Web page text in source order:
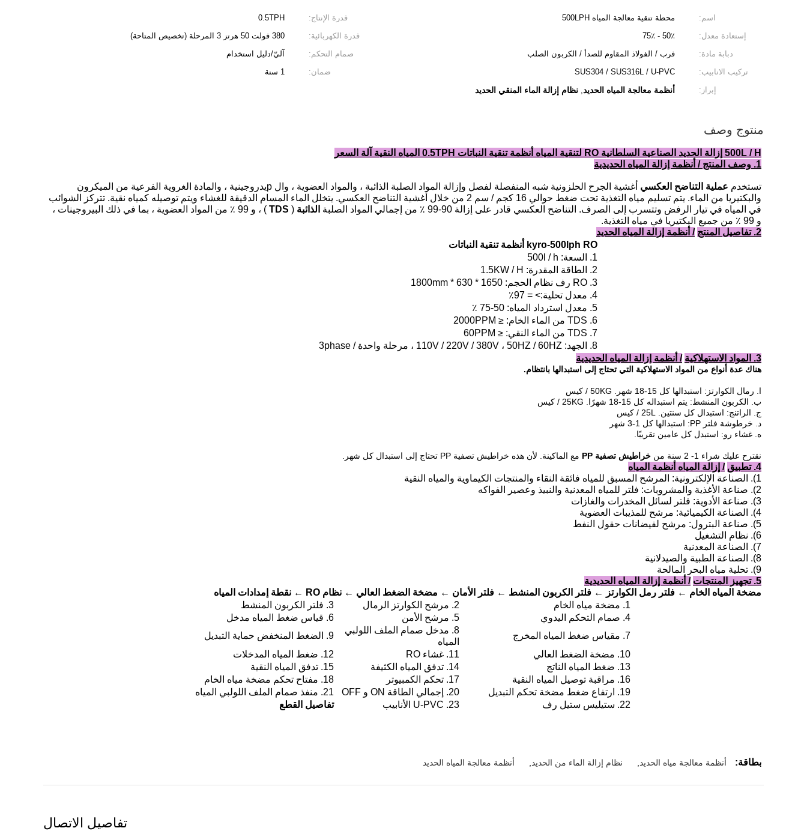
اسم: محطة تنقية معالجة المياه 500LPH قدرة الإنتاج:
0.5TPH
إستعادة معدل:
50٪ - 75٪ قدرة الكهربائية:
380 فولت 50 هرتز 3 المرحلة (تخصيص المتاحة)
دبابة مادة:
فرب / الفولاذ المقاوم للصدأ / الكربون الصلب صمام التحكم:
آليّ/دليل استخدام
تركيب الانابيب:
SUS304 / SUS316L / U-PVC ضمان:
1 سنة
إبراز:
أنظمة معالجة المياه الحديد, نظام إزالة الماء المنقي الحديد
منتوج وصف
500L / H إزالة الحديد الصناعية السلطانية RO لتنقية المياه أنظمة تنقية النباتات 0.5TPH المياه النقية آلة السعر
1. وصف المنتج / أنظمة إزالة المياه الحديدية
تستخدم عملية التناضح العكسي
أغشية الجرح الحلزونية شبه المنفصلة لفصل وإزالة المواد الصلبة الذائبة ، والمواد العضوية ، وال pيدروجينية ، والمادة الغروية الفرعية من الميكرون
والبكتيريا من الماء. يتم تسليم مياه التغذية تحت ضغط حوالي 16 كجم / سم 2 من خلال أغشية التناضح العكسي. يتخلل الماء المسام الدقيقة للغشاء ويتم توصيله كمياه نقية. تتركز الشوائب
في المياه في تيار الرفض وتتسرب إلى الصرف. التناضح العكسي قادر على إزالة 90-99 ٪ من إجمالي المواد الصلبة الذائبة (
TDS
) ، و 99 ٪ من المواد العضوية ، بما في ذلك البيروجينات ،
و 99 ٪ من جميع البكتيريا في مياه التغذية.
2. تفاصيل المنتج
/ أنظمة إزالة المياه الحديد
kyro-500lph RO أنظمة تنقية النباتات
1. السعة: 500l / h
2. الطاقة المقدرة: 1.5KW / H
3. RO رف نظام الحجم: 1650 * 630 * 1800mm
4. معدل تحلية:> = 97٪
5. معدل استرداد المياه: 50-75 ٪
6. TDS من الماء الخام: ≤ 2000PPM
7. TDS من الماء النقي: ≤ 60PPM
8. الجهد: 110V / 220V / 380V ، 50HZ / 60HZ ، مرحلة واحدة / 3phase
3. المواد الاستهلاكية
/ أنظمة إزالة المياه الحديدية
هناك عدة أنواع من المواد الاستهلاكية التي تحتاج إلى استبدالها بانتظام.
ا. رمال الكوارتز: استبدالها كل 15-18 شهر.
50KG / كيس
ب.
الكربون المنشط: يتم استبداله كل 15-18 شهرًا.
25KG / كيس
ج.
الراتنج: استبدال كل سنتين.
25L / كيس
د.
خرطوشة فلتر PP: استبدالها كل 1-3 شهر
ه. غشاء رو: استبدل كل عامين تقريبًا.
نقترح عليك شراء 1- 2 سنة من خراطيش تصفية PP مع الماكينة. لأن هذه خراطيش تصفية PP تحتاج إلى استبدال كل شهر.
4. تطبيق
/ إزالة المياه أنظمة المياه
1).
الصناعة الإلكترونية: المرشح المسبق للمياه فائقة النقاء والمنتجات الكيماوية والمياه النقية
2).
صناعة الأغذية والمشروبات: فلتر للمياه المعدنية والنبيذ وعصير الفواكه
3).
صناعة الأدوية: فلتر لسائل المخدرات والغازات
4).
الصناعة الكيميائية: مرشح للمذيبات العضوية
5).
صناعة البترول: مرشح لفيضانات حقول النفط
6).
نظام التشغيل
7).
الصناعة المعدنية
8).
الصناعة الطبية والصيدلانية
9).
تحلية مياه البحر المالحة
5. تجهيز المنتجات
/ أنظمة إزالة المياه الحديدية
مضخة المياه الخام ← فلتر رمل الكوارتز ← فلتر الكربون المنشط ← فلتر الأمان ← مضخة الضغط العالي ← نظام RO ← نقطة إمدادات المياه
1. مضخة مياه الخام
2. مرشح الكوارتز الرمال
3. فلتر الكربون المنشط
4. صمام التحكم اليدوي
5. مرشح الأمن
6. قياس ضغط المياه مدخل
7. مقياس ضغط المياه المخرج
8. مدخل صمام الملف اللولبي
المياه
9. الضغط المنخفض حماية التبديل
10. مضخة الضغط العالي
11. غشاء RO
12. ضغط المياه المدخلات
13. ضغط المياه الناتج
14. تدفق المياه الكثيفة
15. تدفق المياه النقية
16. مراقبة توصيل المياه النقية
17. تحكم الكمبيوتر
18. مفتاح تحكم مضخة مياه الخام
19. ارتفاع ضغط مضخة تحكم التبديل
20. إجمالي الطاقة ON و OFF
21. منفذ صمام الملف اللولبي المياه
22. ستيليس ستيل رف
23. U-PVC الأنابيب تفاصيل القطع
بطاقة: أنظمة معالجة مياه الحديد نظام إزالة الماء من الحديد أنظمة معالجة المياه الحديد
تفاصيل الاتصال